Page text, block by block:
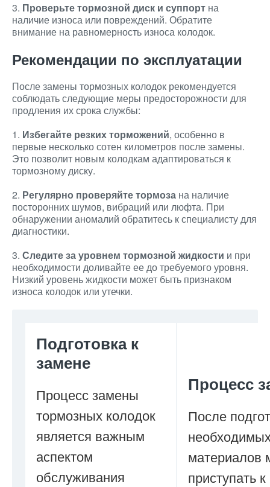
3. Проверьте тормозной диск и суппорт на
наличие износа или повреждений. Обратите
внимание на равномерность износа колодок.
Рекомендации по эксплуатации
После замены тормозных колодок рекомендуется
соблюдать следующие меры предосторожности для
продления их срока службы:
1. Избегайте резких торможений, особенно в
первые несколько сотен километров после замены.
Это позволит новым колодкам адаптироваться к
тормозному диску.
2. Регулярно проверяйте тормоза на наличие
посторонних шумов, вибраций или люфта. При
обнаружении аномалий обратитесь к специалисту для
диагностики.
3. Следите за уровнем тормозной жидкости и при
необходимости доливайте ее до требуемого уровня.
Низкий уровень жидкости может быть признаком
износа колодок или утечки.
Подготовка к
замене
Процесс замены
тормозных колодок
является важным
аспектом
обслуживания
Процесс
После
материалов
приступать к